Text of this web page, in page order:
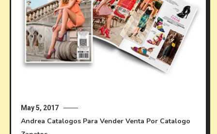
May 5, 2017
Andrea Catalogos Para Vender Venta Por Catalogo